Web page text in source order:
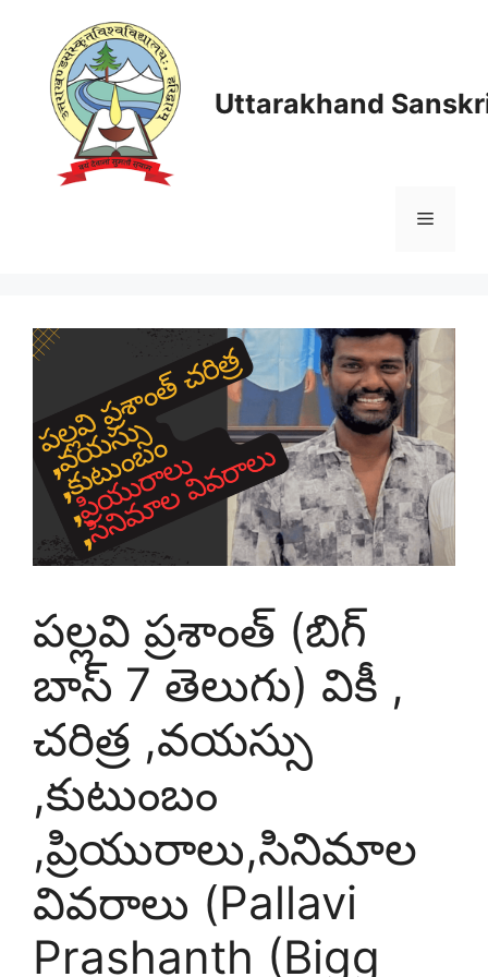
content
Uttarakhand
Menu
పల్లవి ప్రశాంత్ (బిగ్
బాస్ 7 తెలుగు) వికీ ,
చరిత్ర ,వయస్సు
,కుటుంబం
,ప్రియురాలు,సినిమాల
వివరాలు (Pallavi
Prashanth (Bigg